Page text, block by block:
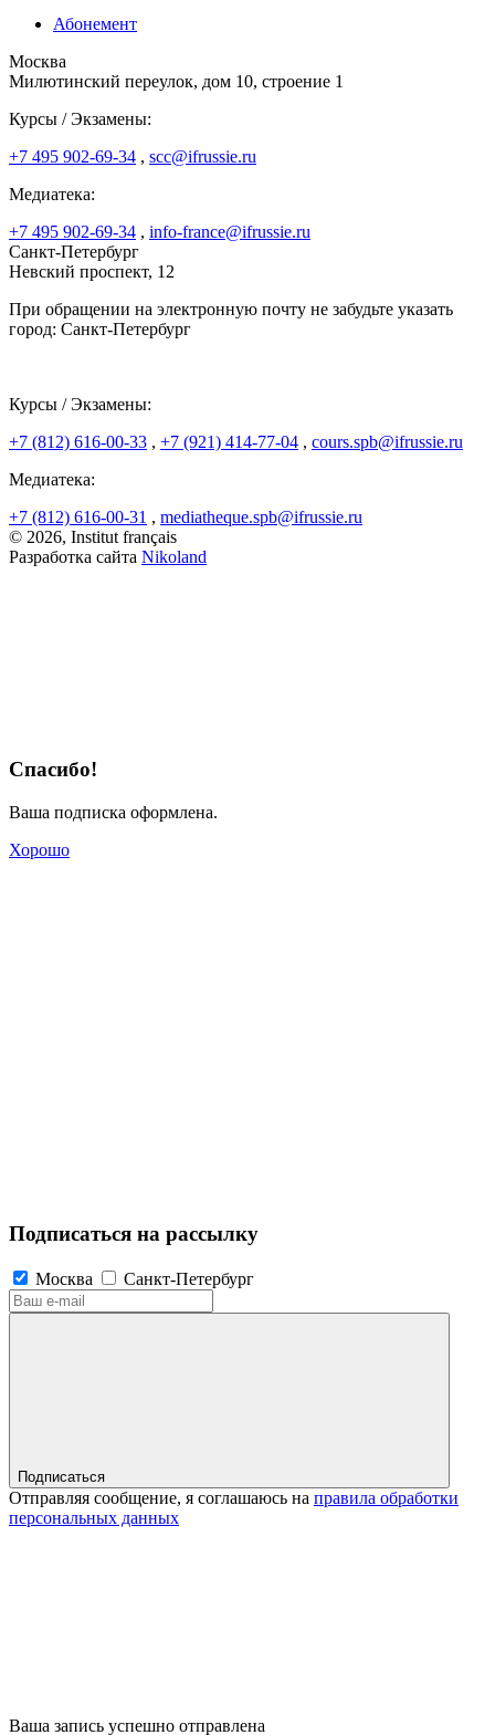
Абонемент
Москва
Милютинский переулок, дом 10, строение 1
Курсы / Экзамены:
+7 495 902-69-34 , scc@ifrussie.ru
Медиатека:
+7 495 902-69-34 , info-france@ifrussie.ru
Санкт-Петербург
Невский проспект, 12
При обращении на электронную почту не забудьте указать
город: Санкт-Петербург
Курсы / Экзамены:
+7 (812) 616-00-33 , +7 (921) 414-77-04 , cours.spb@ifrussie.ru
Медиатека:
+7 (812) 616-00-31 , mediatheque.spb@ifrussie.ru
© 2026, Institut français
Разработка сайта Nikoland
Спасибо!
Ваша подписка оформлена.
Хорошо
Подписаться на рассылку
Москва Санкт-Петербург
Подписаться
Отправляя сообщение, я соглашаюсь на правила обработки
персональных данных
Ваша запись успешно отправлена